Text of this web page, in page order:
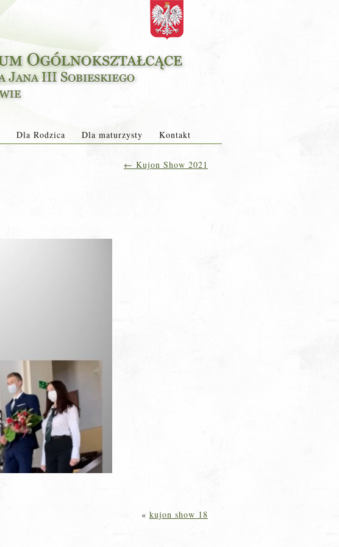
Dla Rodzica Dla maturzysty Kontakt
← Kujon Show 2021
« kujon show 18